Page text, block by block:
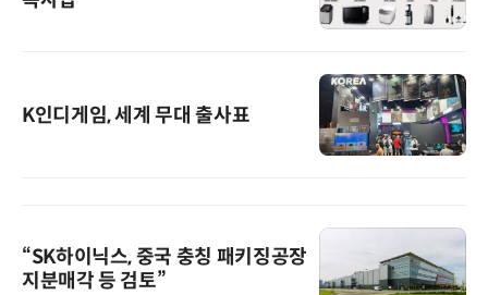
K인디게임, 세계 무대 출사표
“SK하이닉스, 중국 충칭 패키징공장
지분매각 등 검토”